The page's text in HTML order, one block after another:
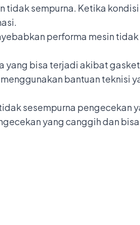
sempurna. Ketika
performa mesin
yang bisa terjadi akibat gasket
bantuan teknisi
sesempurna pengecekan
yang canggih dan